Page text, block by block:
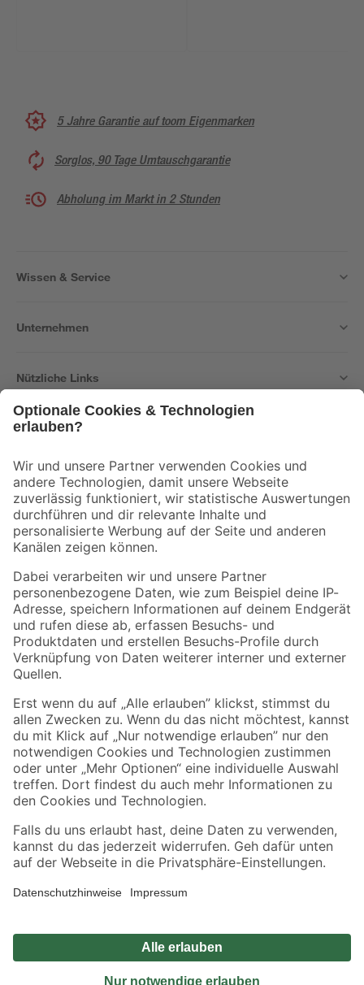
5 Jahre Garantie auf toom Eigenmarken
Sorglos, 90 Tage Umtauschgarantie
Abholung im Markt in 2 Stunden
Wissen & Service
Unternehmen
Nützliche Links
Der toom Newsletter: Keine Angebote und Aktionen mehr verpassen!
Zur Newsletter Anmeldung
Folge uns
Zahlungsarten Versandarten
Sicher einkaufen
Jetzt die toom-App herunterladen
Alle Preisangaben in EUR inkl. gesetzl. MwSt.. Die dargestellten Angebote sind unter
Umständen nicht in allen Märkten verfügbar. Die angegebenen Verfügbarkeiten beziehen
Produkte nur solange der Vorrat reicht.
*Paketversand ab 59 € versandkostenfrei, gilt nicht für Artikel mit Speditionsversand, hier
Privatsphäre Impressum
Nutzungsbedingungen
Widerrufsrecht
Vertrag widerrufen